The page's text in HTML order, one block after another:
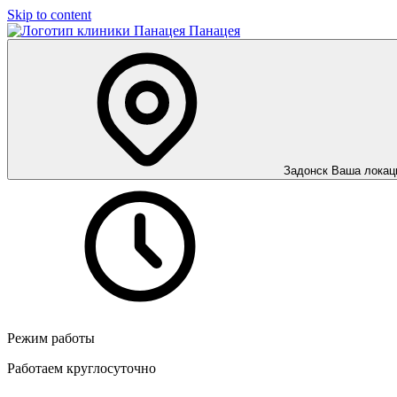
Skip to content
Панацея
Задонск Ваша
Режим работы
Работаем круглосуточно